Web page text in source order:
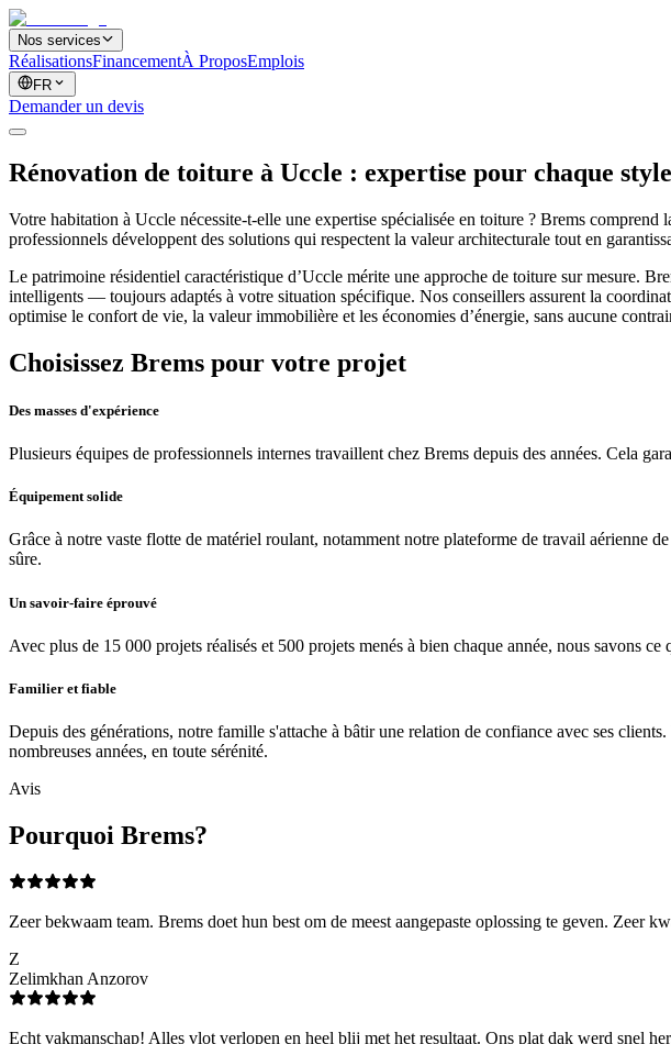
Nos services
RéalisationsFinancementÀ ProposEmplois
FR
Demander un devis
Rénovation de toiture à Uccle : expertise pour chaque
Votre habitation à Uccle nécessite-t-elle une expertise spécialisée en toiture ? Brems
professionnels développent des solutions qui respectent la valeur architecturale tout en
Le patrimoine résidentiel caractéristique d’Uccle mérite une approche de toiture sur mesure.
intelligents — toujours adaptés à votre situation spécifique. Nos conseillers assurent la
optimise le confort de vie, la valeur immobilière et les économies d’énergie, sans aucune
Choisissez Brems pour votre projet
Des masses d'expérience
Plusieurs équipes de professionnels internes travaillent chez Brems depuis des années. Cela
Équipement solide
Grâce à notre vaste flotte de matériel roulant, notamment notre plateforme de travail aérienne
sûre.
Un savoir-faire éprouvé
Avec plus de 15 000 projets réalisés et 500 projets menés à bien chaque année, nous savons
Familier et fiable
Depuis des générations, notre famille s'attache à bâtir une relation de confiance avec ses
nombreuses années, en toute sérénité.
Avis
Pourquoi Brems?
Zeer bekwaam team. Brems doet hun best om de meest aangepaste oplossing te geven. Zeer
Z
Zelimkhan Anzorov
Echt vakmanschap! Alles vlot verlopen en heel blij met het resultaat. Ons plat dak werd snel